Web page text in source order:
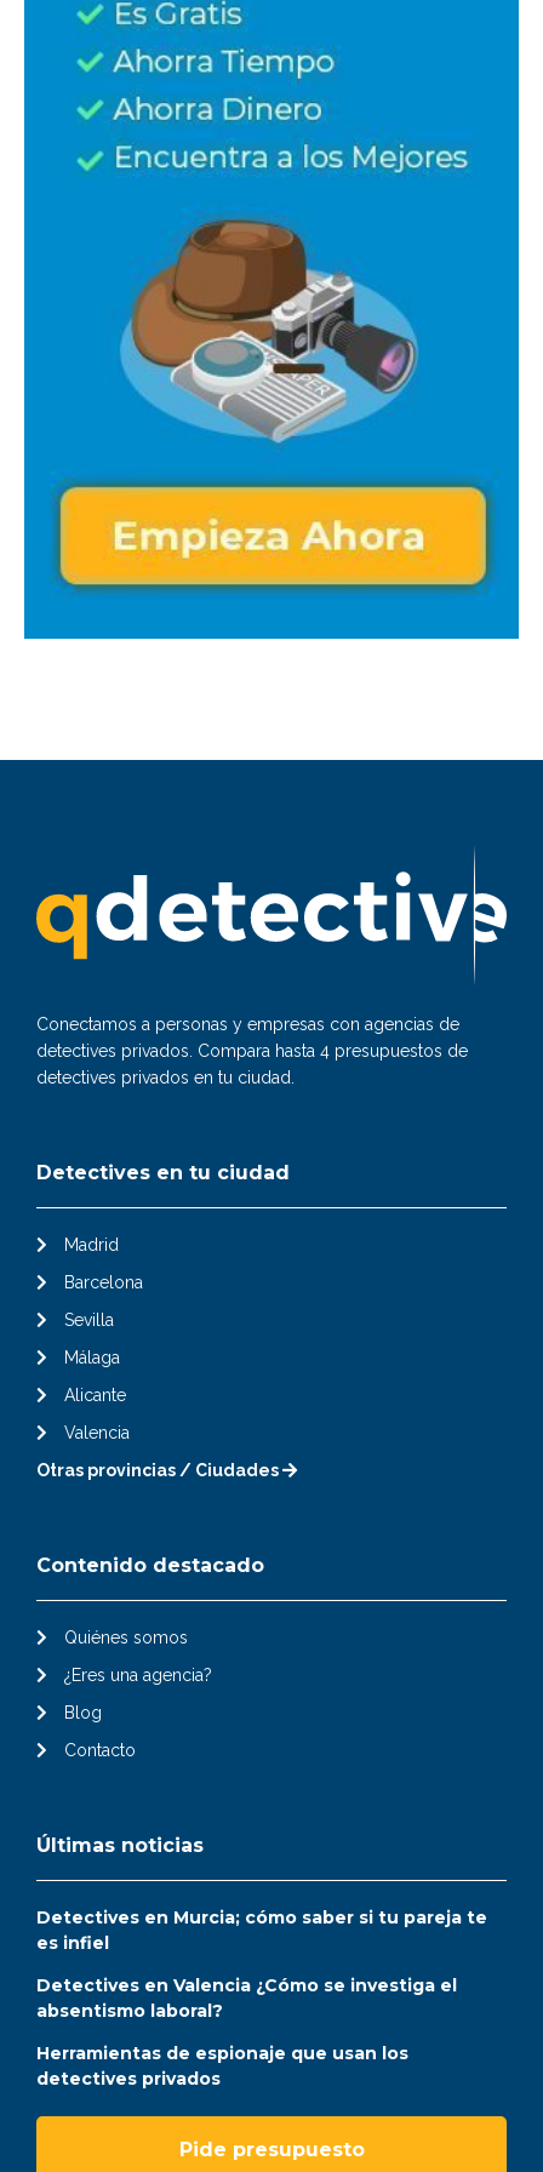
Conectamos a personas y empresas con agencias de
detectives privados. Compara hasta 4 presupuestos de
detectives privados en tu ciudad.
Detectives en tu ciudad
Madrid
Barcelona
Sevilla
Málaga
Alicante
Valencia
Otras provincias / Ciudades
Contenido destacado
Quiénes somos
¿Eres una agencia?
Blog
Contacto
Últimas noticias
Detectives en Murcia; cómo saber si tu pareja te
es infiel
Detectives en Valencia ¿Cómo se investiga el
absentismo laboral?
Herramientas de espionaje que usan los
detectives privados
Pide presupuesto